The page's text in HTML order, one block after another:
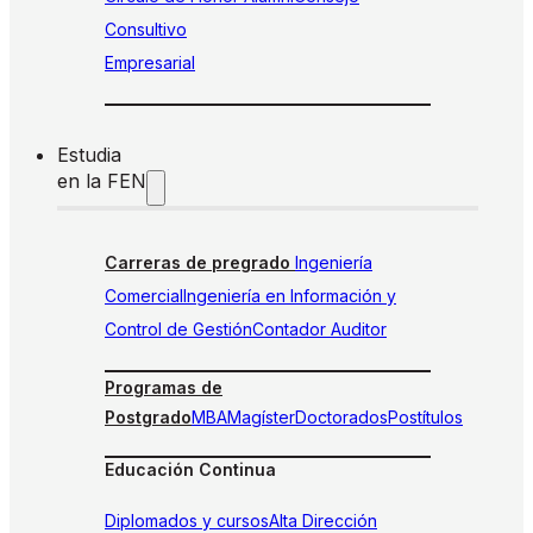
Consultivo
Empresarial
Estudia
en la FEN
Carreras de pregrado Ingeniería
ComercialIngeniería en Información y
Control de GestiónContador Auditor
Programas de
PostgradoMBAMagísterDoctoradosPostítulos
Educación Continua
Diplomados y cursosAlta Dirección